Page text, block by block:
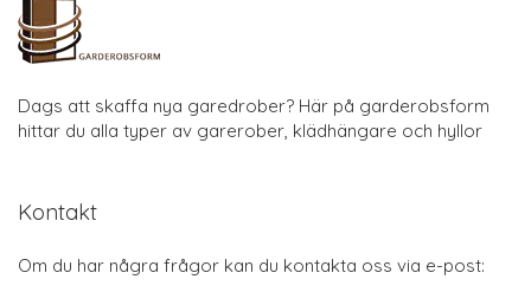
Dags att skaffa nya garedrober? Här på garderobsform
hittar du alla typer av garerober, klädhängare och hyllor
Kontakt
Om du har några frågor kan du kontakta oss via e-post: